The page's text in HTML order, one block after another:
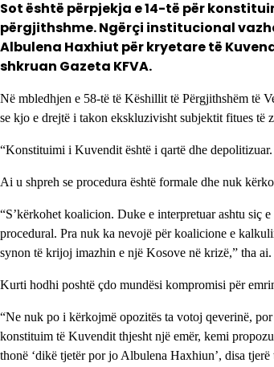
Sot është përpjekja e 14-të për
përgjithshme. Ngërçi institucional
Albulena Haxhiut për kryetare të
shkruan Gazeta KFVA.
Në mbledhjen e 58-të të Këshillit të Përgjithshëm të
se kjo e drejtë i takon ekskluzivisht subjektit fitues të
“Konstituimi i Kuvendit është i qartë dhe
Ai u shpreh se procedura është formale dhe nuk
“S’kërkohet koalicion. Duke e interpretuar ashtu siç
procedural. Pra nuk ka nevojë për koalicione e
synon të krijoj imazhin e një Kosove në krizë,” tha ai.
Kurti hodhi poshtë çdo mundësi kompromisi për
“Ne nuk po i kërkojmë opozitës ta votoj qeverinë,
konstituim të Kuvendit thjesht një emër, kemi
thonë ‘dikë tjetër por jo Albulena Haxhiun’, disa tjerë